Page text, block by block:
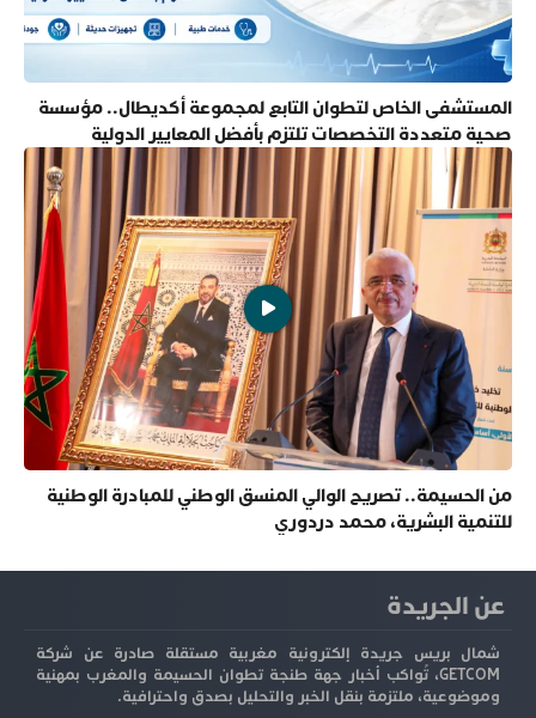
المستشفى الخاص لتطوان التابع لمجموعة أكديطال.. مؤسسة
صحية متعددة التخصصات تلتزم بأفضل المعايير الدولية
من الحسيمة.. تصريح الوالي المنسق الوطني للمبادرة الوطنية
للتنمية البشرية، محمد دردوري
عن الجريدة
شمال بريس جريدة إلكترونية مغربية مستقلة صادرة عن شركة
GETCOM، تُواكب أخبار جهة طنجة تطوان الحسيمة والمغرب بمهنية
وموضوعية، ملتزمة بنقل الخبر والتحليل بصدق واحترافية.